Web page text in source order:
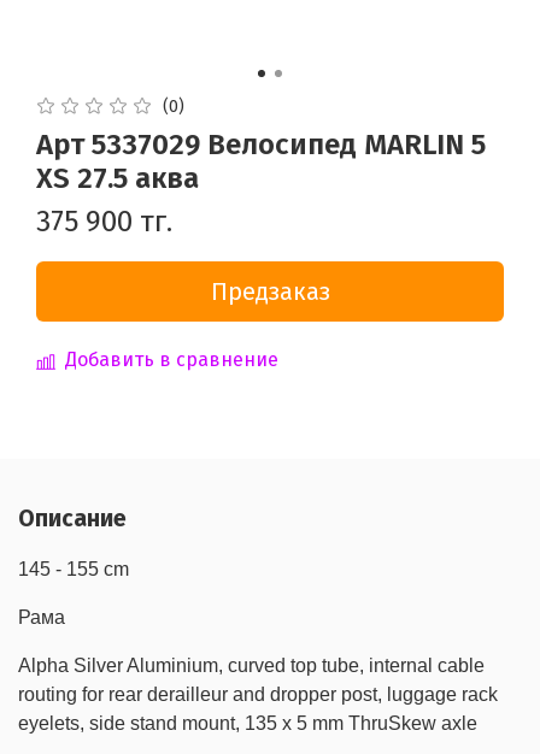
(0)
Арт 5337029 Велосипед MARLIN 5
XS 27.5 аква
375 900 тг.
Предзаказ
Добавить в сравнение
Описание
145 - 155 cm
Рама
Alpha Silver Aluminium, curved top tube, internal cable
routing for rear derailleur and dropper post, luggage rack
eyelets, side stand mount, 135 x 5 mm ThruSkew axle